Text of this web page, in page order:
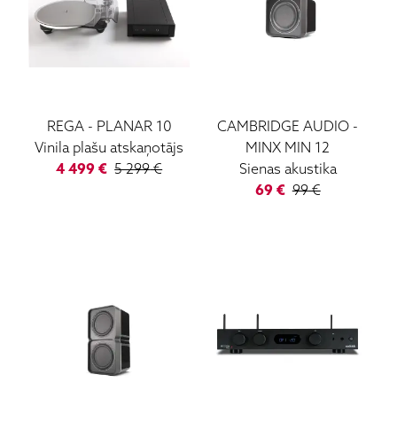
REGA- PLANAR 10
Vinila plašu atskaņotājs
4 499 € 5 299€
CAMBRIDGE AUDIO -
MINX MIN 12
Sienas akustika
69€ 99€